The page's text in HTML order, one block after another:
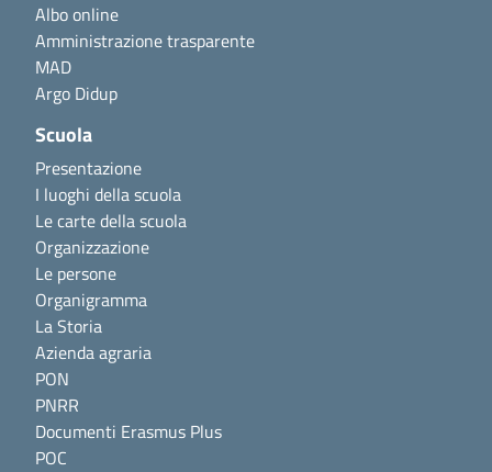
Albo online
Amministrazione trasparente
MAD
Argo Didup
Scuola
Presentazione
I luoghi della scuola
Le carte della scuola
Organizzazione
Le persone
Organigramma
La Storia
Azienda agraria
PON
PNRR
Documenti Erasmus Plus
POC